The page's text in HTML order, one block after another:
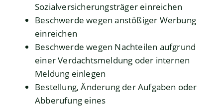
Sozialversicherungsträger einreichen
Beschwerde wegen anstößiger Werbung
einreichen
Beschwerde wegen Nachteilen aufgrund
einer Verdachtsmeldung oder internen
Meldung einlegen
Bestellung, Änderung der Aufgaben oder
Abberufung eines